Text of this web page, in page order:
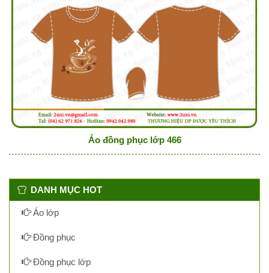
Áo đồng phục lớp 466
DANH MỤC HOT
Áo lớp
Đồng phục
Đồng phục lớp